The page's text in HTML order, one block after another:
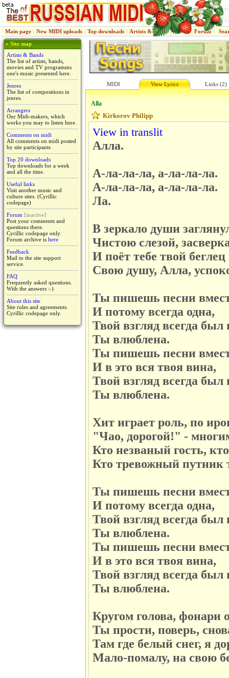
Main page | New MIDI uploads | Top downloads | Artists & Bands | Jenres | Forum |
» Site map
Artists & Bands
The list of artists, bands,
movies and TV programms
one's music presented here.
Jenres
The list of compositions in
jenres.
Arrangers
Our Midi-makers, which
works you may to listen here.
Comments on midi
All comments on midi posted
by site participants
Top 20 downloads
Top downloads for a week
and all the time.
Useful links
Visit another music and
culture sites. (Cyrillic
codepage)
Forum [inactive]
Post your comments and
questions there.
Cyrillic codepage only.
Forum archive is here
Feedback
Mail to the site support
service.
FAQ
Frequently asked questions.
With the answers :-)
About this site
Site rules and agreements.
Cyrillic codepage only.
MIDI View Lyrics Links (2)
Alla
Kirkorov Philipp
View in translit
Алла.
А-ла-ла-ла, а-ла-ла-ла.
А-ла-ла-ла, а-ла-ла-ла.
Ла.
В зеркало души
Чистою слезой,
И поёт тебе твой
Свою душу, Алла,
Ты пишешь песни
И потому всегда одна,
Твой взгляд всегда был
Ты влюблена.
Ты пишешь песни
И в это вся твоя вина,
Твой взгляд всегда был
Ты влюблена.
Хит играет роль, по
"Чао, дорогой!" -
Кто незваный гость,
Кто тревожный путник
Ты пишешь песни
И потому всегда одна,
Твой взгляд всегда был
Ты влюблена.
Ты пишешь песни
И в это вся твоя вина,
Твой взгляд всегда был
Ты влюблена.
Кругом голова, фонари
Ты прости, поверь,
Там где белый снег, я
Мало-помалу, на свою